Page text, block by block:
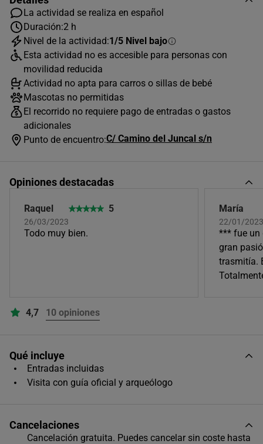
3
4 5 6 7
10
12
17
18 19 20 21 22
24
25 26 27 28 29
30
31
disponibilidad
La actividad se realiza en español
Duración:2 h
Nivel de la actividad:1/5 Nivel bajo
Esta actividad no es accesible para personas con
movilidad reducida
Actividad no apta para carros o sillas de bebé
Mascotas no permitidas
El recorrido no requiere pago de entradas o gastos
adicionales
Punto de encuentro:C/ Camino del Juncal s/n
Opiniones destacadas
Raquel
26/03/2023
5
Todo muy bien.
María
22/01/2023
*** fue un
gran
trasmitía.
4,7 10 opiniones
Qué incluye
Entradas incluidas
Visita con guía oficial y arqueólogo
Cancelaciones
Cancelación gratuita. Puedes cancelar sin coste hasta